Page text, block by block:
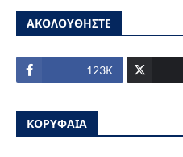
ΑΚΟΛΟΥΘΗΣΤΕ
123Κ
ΚΟΡΥΦΑΙΑ